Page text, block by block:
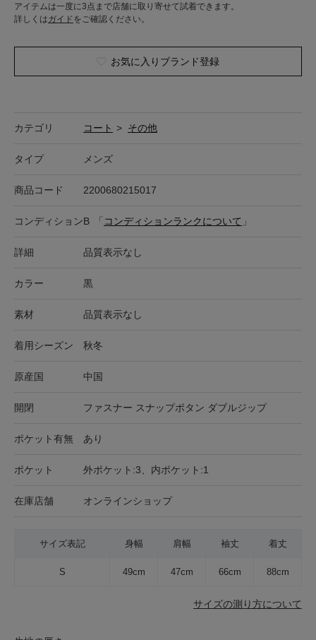
アイテムは一度に3点まで店舗に取り寄せて試着できます。
詳しくはガイド をご確認ください。
お気に入りブランド登録
カテゴリ コート > その他
タイプ メンズ
商品コード 2200680215017
コンディションB 「 コンディションランクについて 」
詳細 品質表示なし
カラー 黒
素材 品質表示なし
着用シーズン 秋冬
原産国 中国
開閉 ファスナー スナップボタン ダブルジップ
ポケット有無 あり
ポケット 外ポケット:3、内ポケット:1
在庫店舗 オンラインショップ
サイズ表記 身幅 肩幅 袖丈 着丈
S 49cm 47cm 66cm 88cm
サイズの測り方について